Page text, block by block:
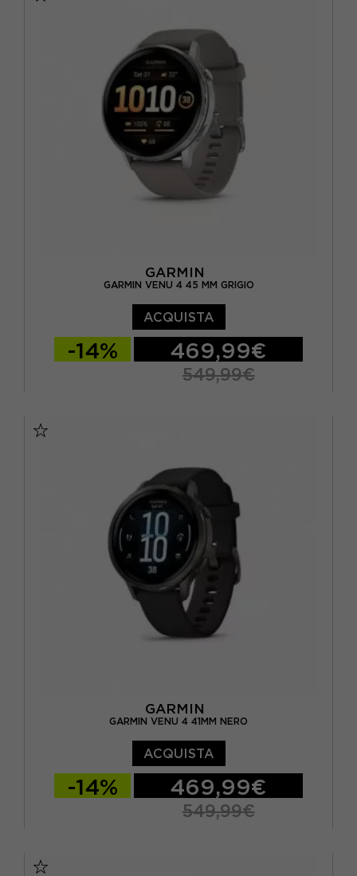
GARMIN
GARMIN VENU 4 45 MM GRIGIO
ACQUISTA
-14% 469,99€
549,99€
GARMIN
GARMIN VENU 4 41MM NERO
ACQUISTA
-14% 469,99€
549,99€